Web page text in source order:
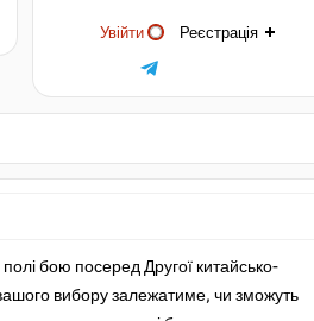
Увійти Реєстрація
бою посеред Другої китайсько-
вашого вибору залежатиме, чи зможуть